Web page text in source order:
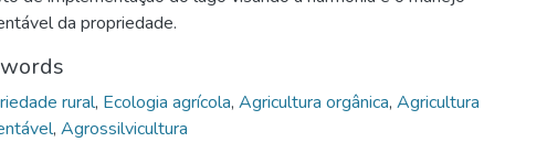
da propriedade.
rural, Ecologia agrícola, Agricultura orgânica, Agricultura
, Agrossilvicultura